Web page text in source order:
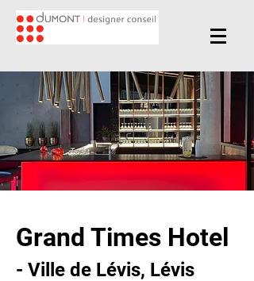
Grand Times Hotel
- Ville de Lévis, Lévis